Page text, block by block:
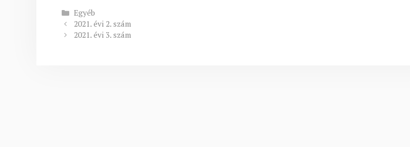
Kategória
Egyéb
2021. évi 2. szám
2021. évi 3. szám